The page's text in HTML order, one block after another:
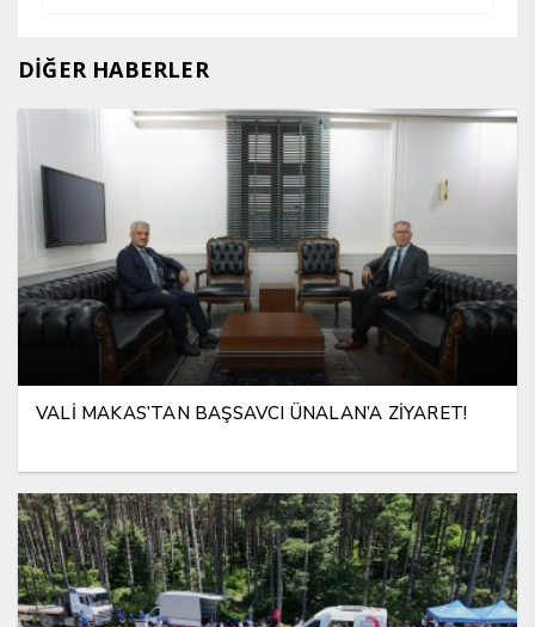
DİĞER HABERLER
VALİ MAKAS’TAN BAŞSAVCI ÜNALAN’A ZİYARET!